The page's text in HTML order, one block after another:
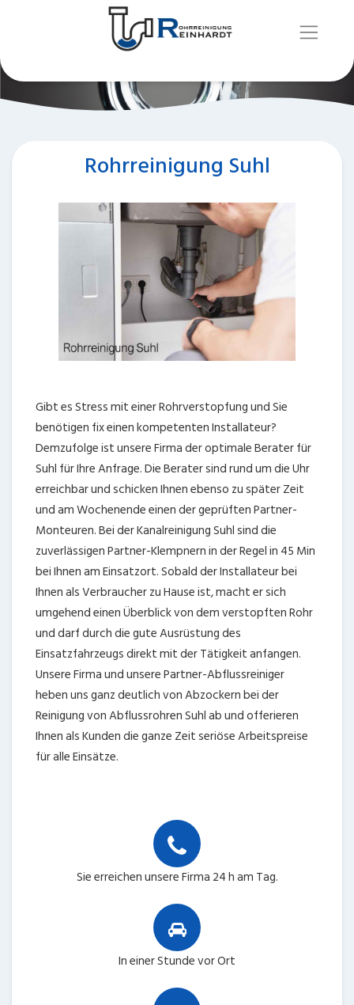
Rohrreinigung Suhl
Gibt es Stress mit einer Rohrverstopfung und Sie
benötigen fix einen kompetenten Installateur?
Demzufolge ist unsere Firma der optimale Berater für
Suhl für Ihre Anfrage. Die Berater sind rund um die Uhr
erreichbar und schicken Ihnen ebenso zu später Zeit
und am Wochenende einen der geprüften Partner-
Monteuren. Bei der Kanalreinigung Suhl sind die
zuverlässigen Partner-Klempnern in der Regel in 45 Min
bei Ihnen am Einsatzort. Sobald der Installateur bei
Ihnen als Verbraucher zu Hause ist, macht er sich
umgehend einen Überblick von dem verstopften Rohr
und darf durch die gute Ausrüstung des
Einsatzfahrzeugs direkt mit der Tätigkeit anfangen.
Unsere Firma und unsere Partner-Abflussreiniger
heben uns ganz deutlich von Abzockern bei der
Reinigung von Abflussrohren Suhl ab und offerieren
Ihnen als Kunden die ganze Zeit seriöse Arbeitspreise
für alle Einsätze.
Sie erreichen unsere Firma 24 h am Tag.
In einer Stunde vor Ort